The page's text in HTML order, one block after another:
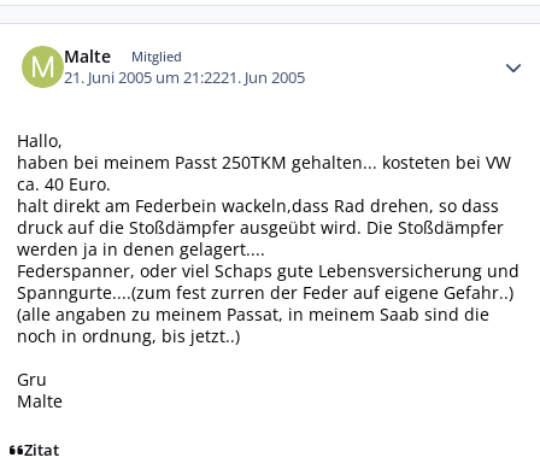
Malte Mitglied
21. Juni 2005 um 21:2221. Jun 2005
Hallo,
haben bei meinem Passt 250TKM gehalten... kosteten bei VW
ca. 40 Euro.
halt direkt am Federbein wackeln,dass Rad drehen, so dass
druck auf die Stoßdämpfer ausgeübt wird. Die Stoßdämpfer
werden ja in denen gelagert....
Federspanner, oder viel Schaps gute Lebensversicherung und
Spanngurte....(zum fest zurren der Feder auf eigene Gefahr..)
(alle angaben zu meinem Passat, in meinem Saab sind die
noch in ordnung, bis jetzt..)
Gru
Malte
Zitat